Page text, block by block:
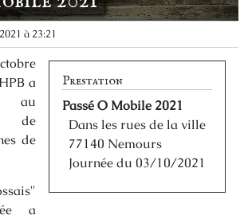
à 23:21
Prestation
Passé O Mobile 2021
Dans les rues de la ville
77140 Nemours
Journée du 03/10/2021
a
au
de
de
a